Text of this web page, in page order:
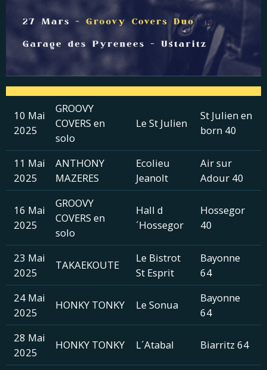
10 Mai
2025
GROOVY
COVERS en
solo
Le St Julien
St Julien en
born 40
11 Mai
2025
ANTHONY
MAZERES
Ecolieu
Jeanolt
Air sur
Adour 40
16 Mai
2025
GROOVY
COVERS en
solo
Hall d
´Hossegor
Hossegor
40
23 Mai
2025
TAKAEKOUTE
Le Bistrot
St Esprit
Bayonne
64
24 Mai
2025
HONKY TONKY Le Sonua
Bayonne
64
28 Mai
2025
HONKY TONKY L´Atabal Biarritz 64